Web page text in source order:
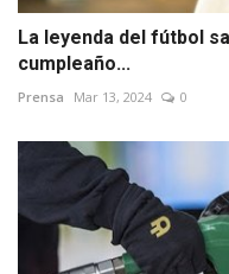
La leyenda del fútbol
cumpleaño...
Prensa Mar 13, 2024 0